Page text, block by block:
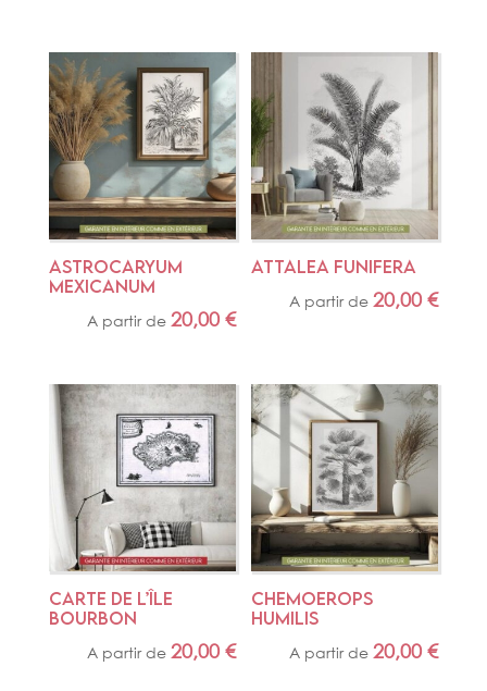
ASTROCARYUM
MEXICANUM
A partir de 20,00 €
ATTALEA FUNIFERA
A partir de20,00€
CARTE DE L’ÎLE
BOURBON
A partir de 20,00 €
CHEMOEROPS
HUMILIS
A partir de 20,00€